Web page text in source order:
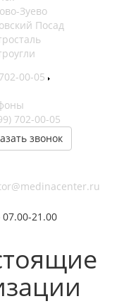
Зуево
Посад
00-05
702-00-05
звонок
21.00